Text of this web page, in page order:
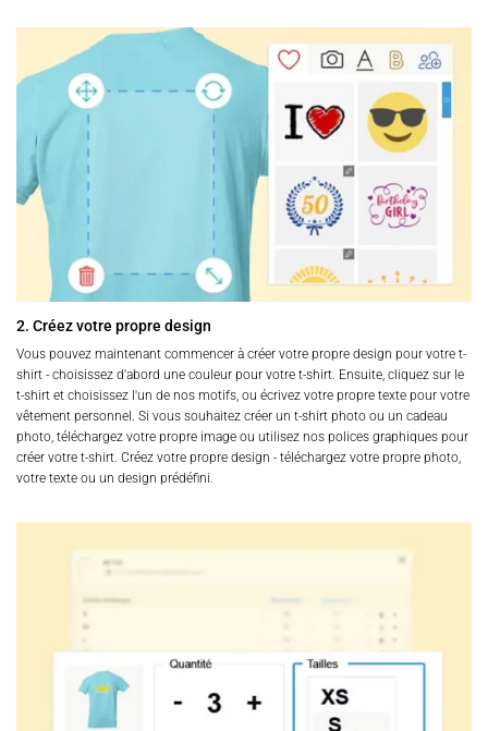
2. Créez votre propre design
Vous pouvez maintenant commencer à créer votre propre design pour votre t-
shirt - choisissez d'abord une couleur pour votre t-shirt. Ensuite, cliquez sur le
t-shirt et choisissez l'un de nos motifs, ou écrivez votre propre texte pour votre
vêtement personnel. Si vous souhaitez créer un t-shirt photo ou un cadeau
photo, téléchargez votre propre image ou utilisez nos polices graphiques pour
créer votre t-shirt. Créez votre propre design - téléchargez votre propre photo,
votre texte ou un design prédéfini.